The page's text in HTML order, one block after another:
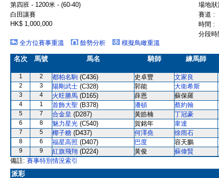
第四班 - 1200米 - (60-40)
場地
白田讓賽
賽道 :
HK$ 1,000,000
時間 :
分段
全方位賽事重溫
餘勢分析 模擬鳥瞰重溫
名次 馬號 馬名 騎師 練馬師
1 2 都柏名駒 (C436) 史卓豐 文家良
2 3 陽剛武士 (C328) 郭能 大衛希斯
3 4 火旺勝馬 (D165) 薛恩 蘇保羅
4 1 首飾大聖 (B378) 潘頓 蔡約翰
5 7 合金皇 (D287) 黃皓楠 丁冠豪
6 8 魅力星光 (C540) 賀銘年 韋達
7 5 椰子糖 (D437) 何澤堯 徐雨石
8 6 福星高照 (D407) 巴度 容天鵬
9 9 紅旗飛翔 (D224) 黃俊
蘇偉賢
備註: 賽事特別情況索引
派彩